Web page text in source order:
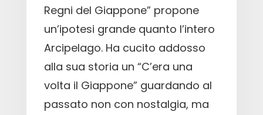
Regni del Giappone” propone
un’ipotesi grande quanto l’intero
Arcipelago. Ha cucito addosso
alla sua storia un “C’era una
volta il Giappone” guardando al
passato non con nostalgia, ma